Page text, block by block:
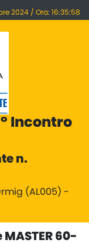
2024 / Ora: 16:35:58
Incontro
n.
(AL005) -
60-